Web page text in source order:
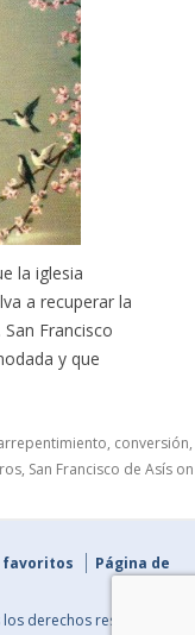
la iglesia
a recuperar la
Francisco
y que
, conversión,
, San Francisco de Asís on
favoritos
Página de
derechos reservados